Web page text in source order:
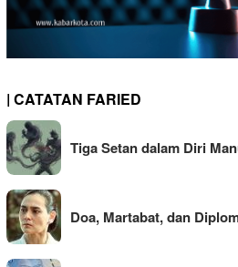
| CATATAN FARIED
Tiga Setan dalam Diri
Doa, Martabat, dan